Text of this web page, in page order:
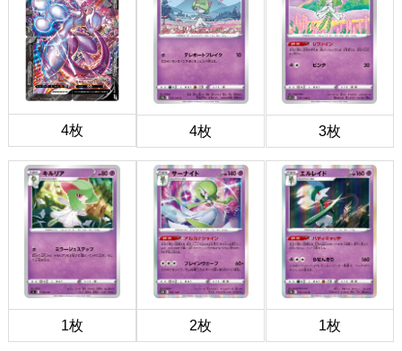
4枚 4枚 3枚
1枚 2枚 1枚